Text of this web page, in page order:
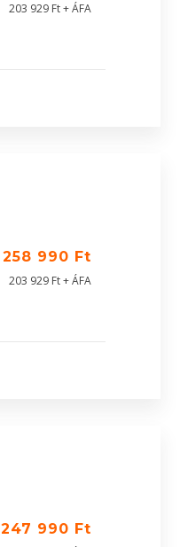
203 929 Ft + ÁFA
258 990 Ft
203 929 Ft + ÁFA
247 990 Ft